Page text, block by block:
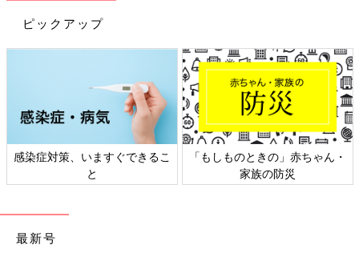
ピックアップ
感染症対策、いますぐできるこ
と
「もしものときの」赤ちゃん・
家族の防災
最新号